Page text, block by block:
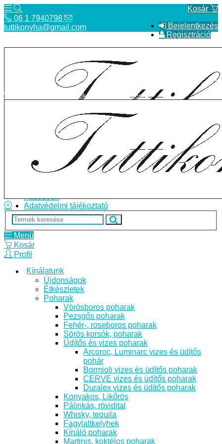
Kosár
Bejelentkezés
Regisztráció
06 1 7940798
tuttikonyha@gmail.com
Telefon
Szállítás
Facebook
Adatvédelmi tájékoztató
tuttikonyha@gmail.com
Menü
Kosár
Profil
Kínálatunk
Újdonságok
Étkészletek
Poharak
Vörösboros poharak
Pezsgős poharak
Fehér-, roseboros poharak
Sörös korsók, poharak
Üdítős és vizes poharak
Arcoroc, Luminarc vizes és üdítős
pohár
Bormioli vizes és üdítős poharak
CERVE vizes és üdítős poharak
Duralex vizes és üdítős poharak
Konyakos, Likőrös
Pálinkás, rövidital
Whisky, tequila
Fagylaltkelyhek
Kínáló poharak
Martinis, koktélos poharak